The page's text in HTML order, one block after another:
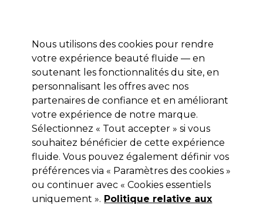
Se connecter
Marques Bons plans Coiffure Electro et Matériel
Livraison et délais
lire la suite
L.C.P Professionnel Paris
L.C.P Professionnel Paris Essentials
Démaquillant Yeux à l’Eau Florale de
Bleuet 500ml
Nous utilisons des cookies pour rendre
votre expérience beauté fluide — en
soutenant les fonctionnalités du site, en
personnalisant les offres avec nos
partenaires de confiance et en améliorant
votre expérience de notre marque.
Sélectionnez « Tout accepter » si vous
souhaitez bénéficier de cette expérience
fluide. Vous pouvez également définir vos
préférences via « Paramètres des cookies »
ou continuer avec « Cookies essentiels
uniquement ». Politique relative aux